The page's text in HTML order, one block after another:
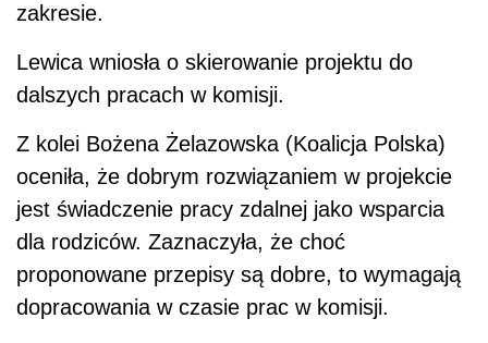
zakresie.
Lewica wniosła o skierowanie projektu do
dalszych pracach w komisji.
Z kolei Bożena Żelazowska (Koalicja Polska)
oceniła, że dobrym rozwiązaniem w projekcie
jest świadczenie pracy zdalnej jako wsparcia
dla rodziców. Zaznaczyła, że choć
proponowane przepisy są dobre, to wymagają
dopracowania w czasie prac w komisji.